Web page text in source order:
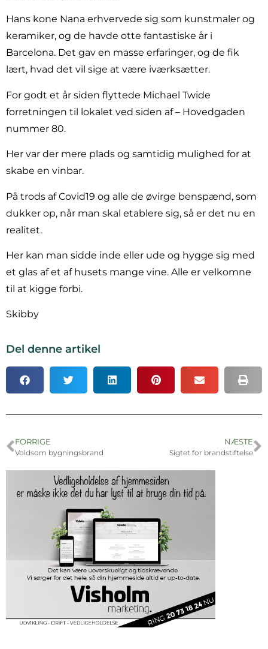
Hans kone Nana erhvervede sig som kunstmaler og
keramiker, og de havde otte fantastiske år i
Barcelona. Det gav en masse erfaringer, og de fik
lært, hvad det vil sige at være iværksætter.
For godt et år siden flyttede Michael Twide
forretningen til lokalet ved siden af – Hovedgaden
nummer 80.
Her var der mere plads og samtidig mulighed for at
skabe en vinbar.
På trods af Covid19 og alle de øvirge benspænd, som
dukker op, når man skal etablere sig, så er det nu en
realitet.
Her kan man sidde inde eller ude og hygge sig med
et glas af et af husets mange vine. Alle er velkomne
til at kigge forbi.
Skibby
Del denne artikel
FORRIGE
Voldsom bygningsbrand
NÆSTE
Sigtet for brandstiftelse